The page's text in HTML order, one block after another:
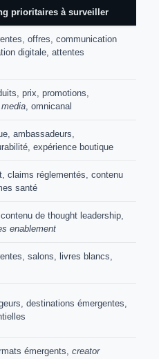
prioritaires à surveiller
offres, communication
digitale, attentes
prix, promotions,
, omnicanal
ambassadeurs,
expérience boutique
claims réglementés, contenu
santé
de thought leadership,
enablement
salons, livres blancs,
destinations émergentes,
émergents, creator